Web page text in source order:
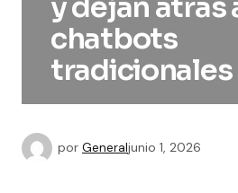
y dejan atrás
chatbots
tradicionales
por Generaljunio 1, 2026